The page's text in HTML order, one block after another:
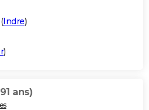
Indre)
)
ans)